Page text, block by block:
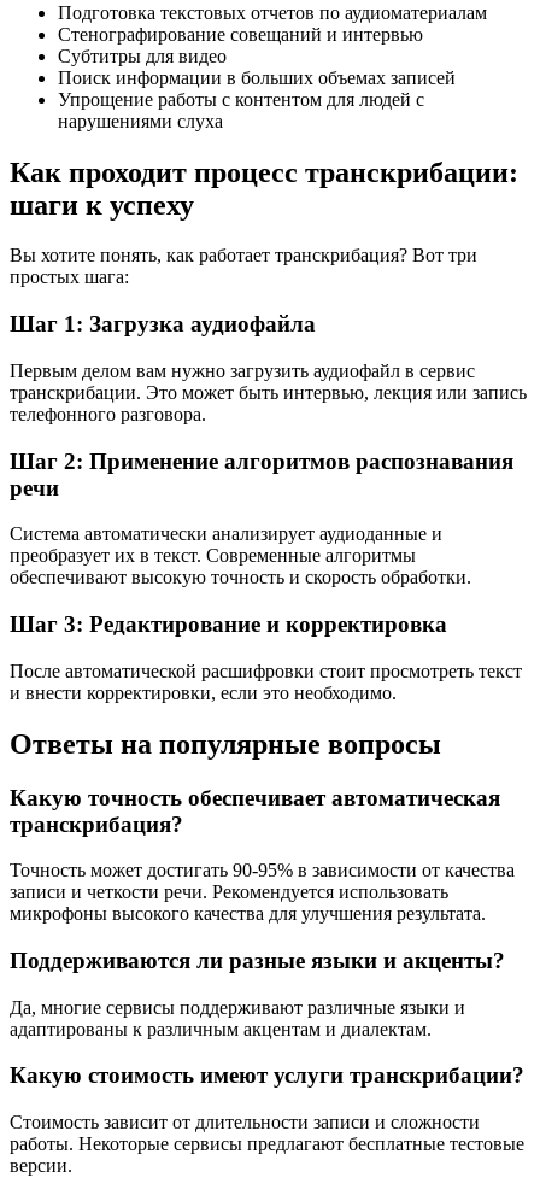
Подготовка текстовых отчетов по аудиоматериалам
Стенографирование совещаний и интервью
Субтитры для видео
Поиск информации в больших объемах записей
Упрощение работы с контентом для людей с
нарушениями слуха
Как проходит процесс транскрибации:
шаги к успеху
Вы хотите понять, как работает транскрибация? Вот три
простых шага:
Шаг 1: Загрузка аудиофайла
Первым делом вам нужно загрузить аудиофайл в сервис
транскрибации. Это может быть интервью, лекция или запись
телефонного разговора.
Шаг 2: Применение алгоритмов распознавания
речи
Система автоматически анализирует аудиоданные и
преобразует их в текст. Современные алгоритмы
обеспечивают высокую точность и скорость обработки.
Шаг 3: Редактирование и корректировка
После автоматической расшифровки стоит просмотреть текст
и внести корректировки, если это необходимо.
Ответы на популярные вопросы
Какую точность обеспечивает автоматическая
транскрибация?
Точность может достигать 90-95% в зависимости от качества
записи и четкости речи. Рекомендуется использовать
микрофоны высокого качества для улучшения результата.
Поддерживаются ли разные языки и акценты?
Да, многие сервисы поддерживают различные языки и
адаптированы к различным акцентам и диалектам.
Какую стоимость имеют услуги транскрибации?
Стоимость зависит от длительности записи и сложности
работы. Некоторые сервисы предлагают бесплатные тестовые
версии.